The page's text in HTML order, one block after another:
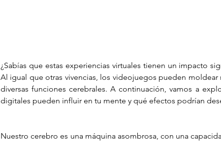
¿Sabías que estas experiencias virtuales tienen un impacto
Al igual que otras vivencias, los videojuegos pueden moldear
diversas funciones cerebrales. A continuación, vamos a
digitales pueden influir en tu mente y qué efectos podrían
Nuestro cerebro es una máquina asombrosa, con una